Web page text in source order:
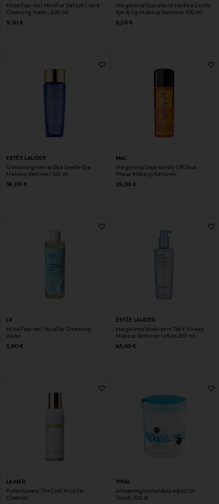
Mitsellaarvesi Micellar Salisylic Acid
Cleansing Water, 400 ml
Original Price
9,50 €
Meigieemaldusvahend Herkkä Gentle
Eye & Lip Makeup Remover 100 ml
Original Price
9,50 €
ESTÉE LAUDER
Silmameigieemaldaja Gentle Eye
Makeup Remover 100 sh
Original Price
36,00 €
MAC
Meigieemaldaja Gently Off Dual-
Phase Makeup Remover
Original Price
29,00 €
LV
Mitsellaarvesi Micellar Cleansing
Water
Original Price
5,90 €
ESTÉE LAUDER
Meigieemalduskreem Take It Away
Makeup Remover Lotion 200 ml
Original Price
43,00 €
LA MER
Puhastusvesi The Cool Micellar
Cleanser
VIVAL
silmameigieemalduspadjad Oil
Touch, 100 tk